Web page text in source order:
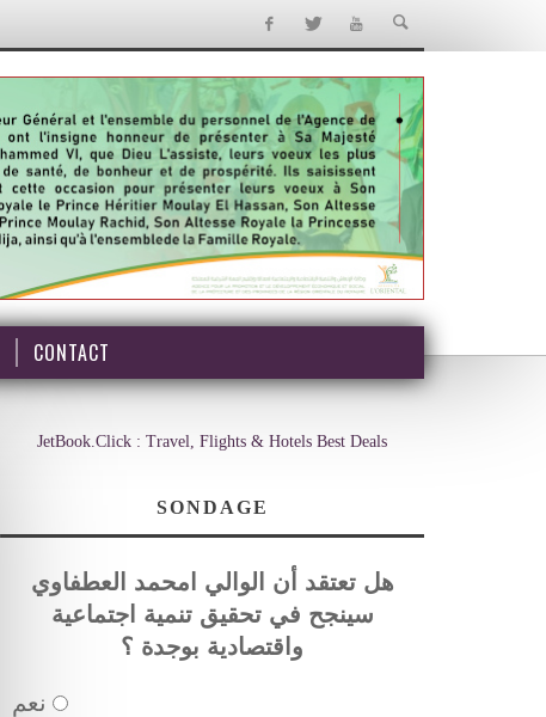
CONTACT
JetBook.Click : Travel, Flights & Hotels Best Deals
SONDAGE
هل تعتقد أن الوالي امحمد العطفاوي
سينجح في تحقيق تنمية اجتماعية
واقتصادية بوجدة ؟
نعم